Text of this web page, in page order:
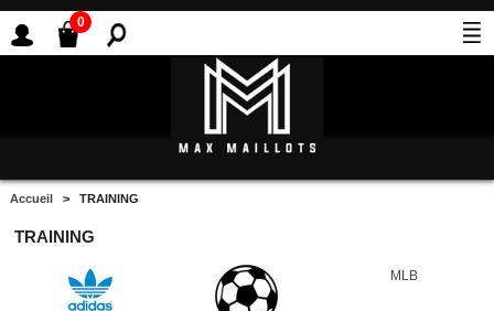
0
Accueil > TRAINING
TRAINING
MLB